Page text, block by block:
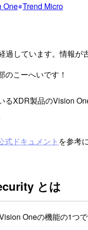
One Trend Micro
しています。情報が
のこーへいです！
るXDR製品のVision
式ドキュメント を参考
とは
Oneの機能の1つで